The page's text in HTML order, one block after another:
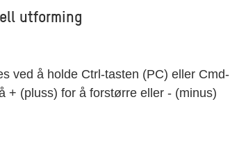
utforming
ved å holde Ctrl-tasten (PC) eller Cmd-
+ (pluss) for å forstørre eller - (minus)